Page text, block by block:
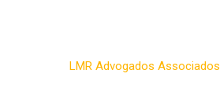
LMR Advogados Associados